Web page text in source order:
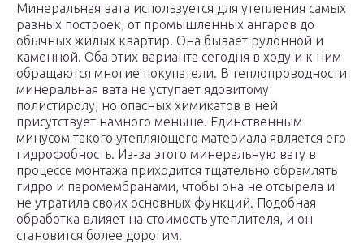
Минеральная вата используется для утепления самых
разных построек, от промышленных ангаров до
обычных жилых квартир. Она бывает рулонной и
каменной. Оба этих варианта сегодня в ходу и к ним
обращаются многие покупатели. В теплопроводности
минеральная вата не уступает ядовитому
полистиролу, но опасных химикатов в ней
присутствует намного меньше. Единственным
минусом такого утепляющего материала является его
гидрофобность. Из-за этого минеральную вату в
процессе монтажа приходится тщательно обрамлять
гидро и паромембранами, чтобы она не отсырела и
не утратила своих основных функций. Подобная
обработка влияет на стоимость утеплителя, и он
становится более дорогим.